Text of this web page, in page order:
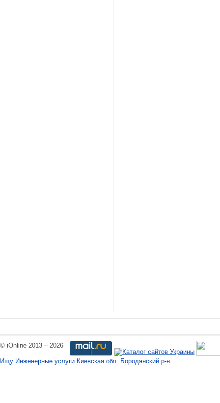
© iOnline 2013 – 2026
Ищу Инженерные услуги Киевская обл. Бородянский р-н